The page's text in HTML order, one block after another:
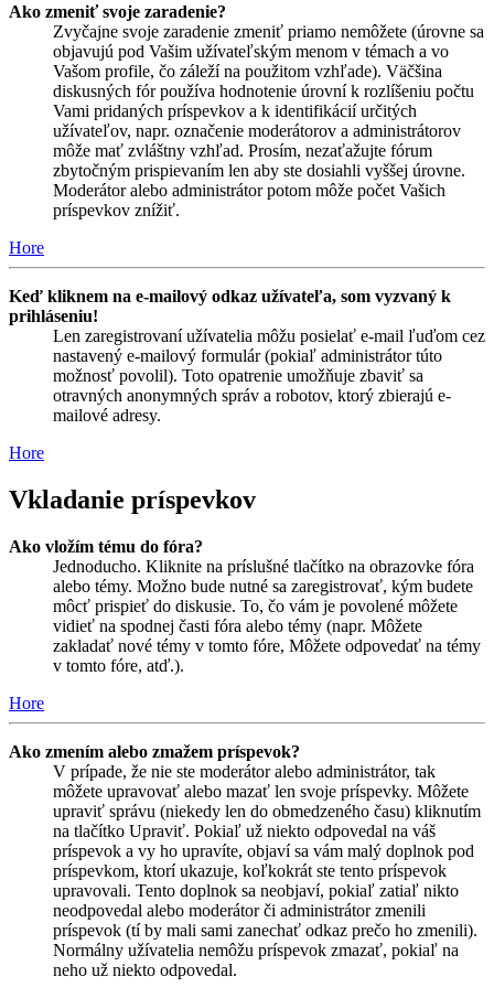
Ako zmeniť svoje zaradenie?
Zvyčajne svoje zaradenie zmeniť priamo nemôžete (úrovne sa
objavujú pod Vašim užívateľským menom v témach a vo
Vašom profile, čo záleží na použitom vzhľade). Väčšina
diskusných fór používa hodnotenie úrovní k rozlíšeniu počtu
Vami pridaných príspevkov a k identifikácií určitých
užívateľov, napr. označenie moderátorov a administrátorov
môže mať zvláštny vzhľad. Prosím, nezaťažujte fórum
zbytočným prispievaním len aby ste dosiahli vyššej úrovne.
Moderátor alebo administrátor potom môže počet Vašich
príspevkov znížiť.
Hore
Keď kliknem na e-mailový odkaz užívateľa, som vyzvaný k
prihláseniu!
Len zaregistrovaní užívatelia môžu posielať e-mail ľuďom cez
nastavený e-mailový formulár (pokiaľ administrátor túto
možnosť povolil). Toto opatrenie umožňuje zbaviť sa
otravných anonymných správ a robotov, ktorý zbierajú e-
mailové adresy.
Hore
Vkladanie príspevkov
Ako vložím tému do fóra?
Jednoducho. Kliknite na príslušné tlačítko na obrazovke fóra
alebo témy. Možno bude nutné sa zaregistrovať, kým budete
môcť prispieť do diskusie. To, čo vám je povolené môžete
vidieť na spodnej časti fóra alebo témy (napr. Môžete
zakladať nové témy v tomto fóre, Môžete odpovedať na témy
v tomto fóre, atď.).
Hore
Ako zmením alebo zmažem príspevok?
V prípade, že nie ste moderátor alebo administrátor, tak
môžete upravovať alebo mazať len svoje príspevky. Môžete
upraviť správu (niekedy len do obmedzeného času) kliknutím
na tlačítko Upraviť. Pokiaľ už niekto odpovedal na váš
príspevok a vy ho upravíte, objaví sa vám malý doplnok pod
príspevkom, ktorí ukazuje, koľkokrát ste tento príspevok
upravovali. Tento doplnok sa neobjaví, pokiaľ zatiaľ nikto
neodpovedal alebo moderátor či administrátor zmenili
príspevok (tí by mali sami zanechať odkaz prečo ho zmenili).
Normálny užívatelia nemôžu príspevok zmazať, pokiaľ na
neho už niekto odpovedal.